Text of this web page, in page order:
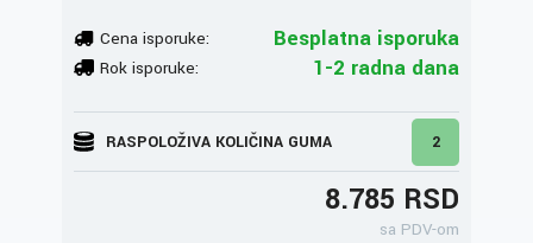
Cena isporuke: Besplatna isporuka
Rok isporuke: 1-2 radna dana
RASPOLOŽIVA KOLIČINA GUMA 2
8.785 RSD
sa PDV-om